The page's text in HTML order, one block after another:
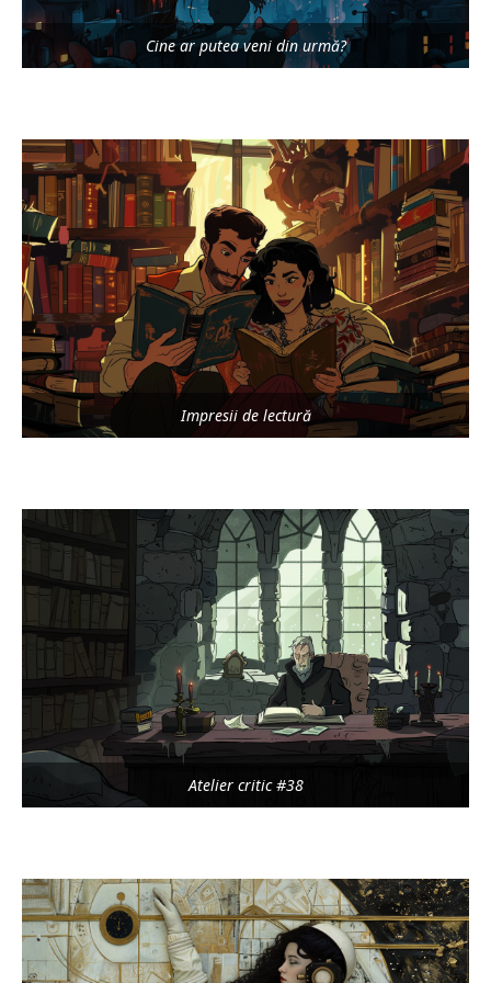
Cine ar putea veni din urmă?
Impresii de lectură
Atelier critic #38